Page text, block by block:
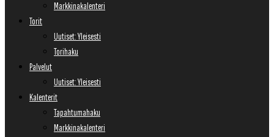
Markkinakalenteri
Torit
Uutiset: Yleisesti
Torihaku
Palvelut
Uutiset: Yleisesti
Kalenterit
Tapahtumahaku
Markkinakalenteri